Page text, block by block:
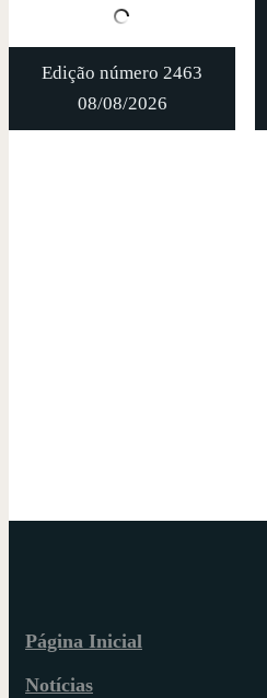
Edição número 2463
08/08/2026
Página Inicial
Notícias